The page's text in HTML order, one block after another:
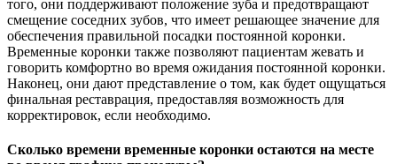
того, они поддерживают положение зуба и предотвращают
смещение соседних зубов, что имеет решающее значение для
обеспечения правильной посадки постоянной коронки.
Временные коронки также позволяют пациентам жевать и
говорить комфортно во время ожидания постоянной коронки.
Наконец, они дают представление о том, как будет ощущаться
финальная реставрация, предоставляя возможность для
корректировок, если необходимо.
Сколько времени временные коронки остаются на месте